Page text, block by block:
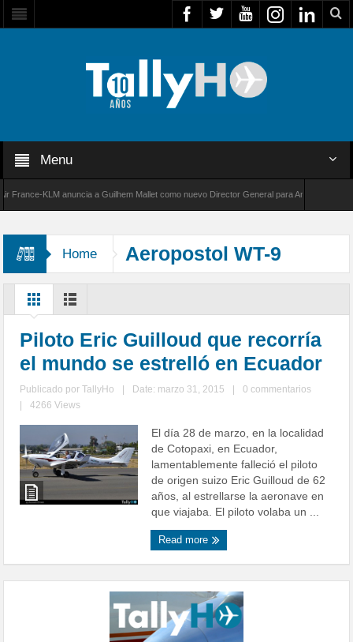
Menu
KLM anuncia a Guilhem Mallet como nuevo Director General para América Latina
Home Aeropostol WT-9
Piloto Eric Guilloud que recorría
el mundo se estrelló en Ecuador
Publicado porTallyHo Date: marzo 31, 2015
0 commentarios
4266 Views
El día 28 de marzo, en la localidad
de Cotopaxi, en Ecuador,
lamentablemente falleció el piloto
de origen suizo Eric Guilloud de 62
años, al estrellarse la aeronave en
que viajaba. El piloto volaba un ...
Read more